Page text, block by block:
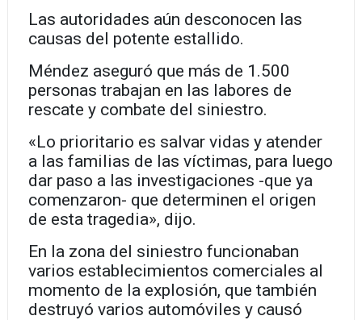
Las autoridades aún desconocen las
causas del potente estallido.
Méndez aseguró que más de 1.500
personas trabajan en las labores de
rescate y combate del siniestro.
«Lo prioritario es salvar vidas y atender
a las familias de las víctimas, para luego
dar paso a las investigaciones -que ya
comenzaron- que determinen el origen
de esta tragedia», dijo.
En la zona del siniestro funcionaban
varios establecimientos comerciales al
momento de la explosión, que también
destruyó varios automóviles y causó